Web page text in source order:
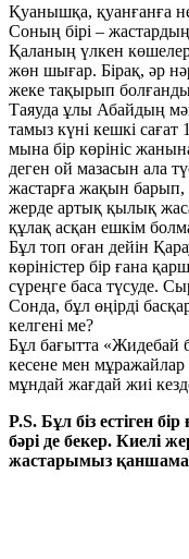
Қуанышқа, қуанғанға
Соның бірі – жастардың
Қаланың үлкен
жөн шығар. Бірақ, әр
жеке тақырып
Таяуда ұлы Абайдың
тамыз күні кешкі сағат
мына бір көрініс
деген ой мазасын ала
жастарға жақын барып,
жерде артық қылық
құлақ асқан ешкім
Бұл топ оған дейін
көріністер бір ғана
сүреңге баса түсуде.
Сонда, бұл өңірді
келгені ме?
Бұл бағытта «Жидебай
кесене мен мұражайлар
мұндай жағдай жиі
P.S. Бұл біз естіген
бәрі де бекер. Киелі
жастарымыз қаншама?